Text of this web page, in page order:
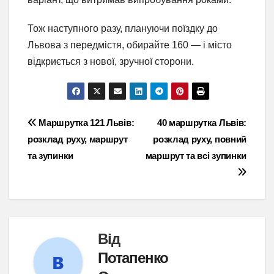
Тож наступного разу, плануючи поїздку до
Львова з передмістя, обирайте 160 — і місто
відкриється з нової, зручної сторони.
Навігація
записів
40 маршрутка Львів:
розклад руху, повний
маршрут та всі зупинки
Маршрутка 121 Львів:
розклад руху, маршрут
та зупинки
Від
Потапенко